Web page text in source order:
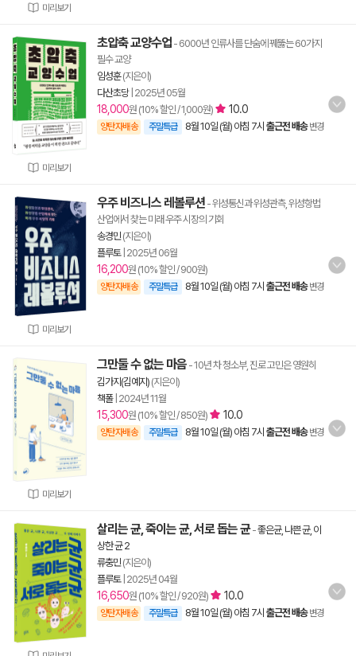
미리보기
미리보기
초압축 교양수업 - 6000년 인류사를 단숨에 꿰뚫는 60가지
필수 교양
임성훈(지은이)
다산초당| 2025년 05월
18,000원 (10% 할인 / 1,000원) 10.0
양탄자배송 주말특급 8월 10일 (월) 아침 7시 출근전 배송 변경
미리보기
우주 비즈니스 레볼루션 - 위성통신과 위성관측, 위성항법
산업에서 찾는 미래 우주 시장의 기회
송경민(지은이)
플루토| 2025년 06월
16,200원 (10% 할인 / 900원)
양탄자배송 주말특급 8월 10일 (월) 아침 7시 출근전 배송 변경
미리보기
그만둘 수 없는 마음 - 10년 차 청소부, 진로 고민은 영원히
김가지(김예지) (지은이)
책폴| 2024년 11월
15,300원 (10% 할인 / 850원) 10.0
양탄자배송 주말특급 8월 10일 (월) 아침 7시 출근전 배송 변경
살리는 균, 죽이는 균, 서로 돕는 균-좋은균, 나쁜 균, 이
상한 균 2
류충민(지은이)
플루토| 2025년 04월
16,650원 (10% 할인 / 920원) 10.0
양탄자배송 주말특급 8월 10일 (월) 아침 7시 출근전 배송 변경